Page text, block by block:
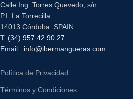
Calle Ing. Torres Quevedo, s/n
P.I. La Torrecilla
14013 Córdoba. SPAIN
T: (34) 957 42 90 27
Email: info@ibermangueras.com
Política de Privacidad
Términos y Condiciones